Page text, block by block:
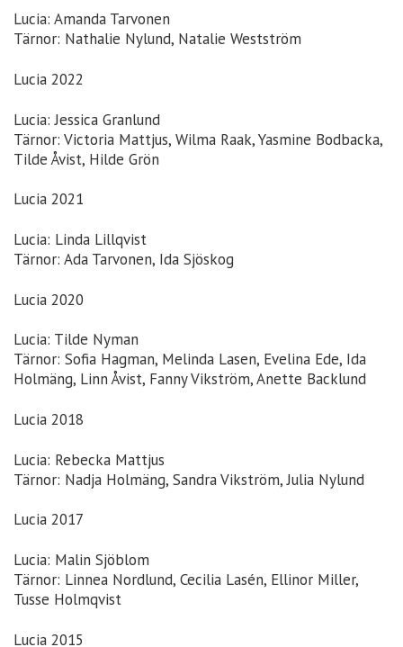
Lucia: Amanda Tarvonen
Tärnor: Nathalie Nylund, Natalie Westström
Lucia 2022
Lucia: Jessica Granlund
Tärnor: Victoria Mattjus, Wilma Raak, Yasmine Bodbacka,
Tilde Åvist, Hilde Grön
Lucia 2021
Lucia: Linda Lillqvist
Tärnor: Ada Tarvonen, Ida Sjöskog
Lucia 2020
Lucia: Tilde Nyman
Tärnor: Sofia Hagman, Melinda Lasen, Evelina Ede, Ida
Holmäng, Linn Åvist, Fanny Vikström, Anette Backlund
Lucia 2018
Lucia: Rebecka Mattjus
Tärnor: Nadja Holmäng, Sandra Vikström, Julia Nylund
Lucia 2017
Lucia: Malin Sjöblom
Tärnor: Linnea Nordlund, Cecilia Lasén, Ellinor Miller,
Tusse Holmqvist
Lucia 2015